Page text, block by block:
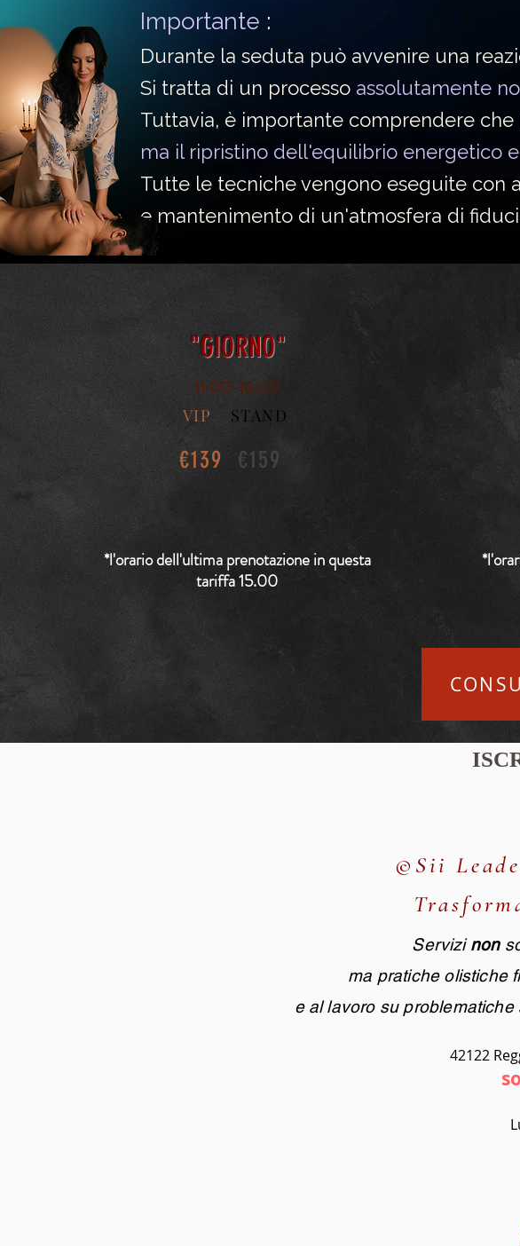
Importante :
Durante la seduta può avvenire una
Si tratta di un processo assolutamente
Tuttavia, è importante comprendere che
ma il ripristino dell'equilibrio energetico
Tutte le tecniche vengono eseguite con
e mantenimento di un'atmosfera di
"GIORNO"
11:00-16:00
VIP STAND
€139 €159
*l'orario dell'ultima prenotazione in questa
tariffa 15.00
©Sii
42122
Servizinon
ma pratiche olistiche
e al lavoro su